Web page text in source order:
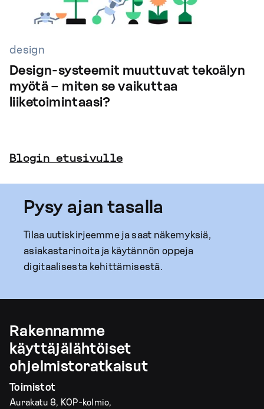
design
Design-systeemit muuttuvat tekoälyn
myötä – miten se vaikuttaa
liiketoimintaasi?
Blogin etusivulle
Pysy ajan tasalla
Tilaa uutiskirjeemme ja saat näkemyksiä,
asiakastarinoita ja käytännön oppeja
digitaalisesta kehittämisestä.
Toimistot
Aurakatu 8, KOP-kolmio,
Rakennamme
käyttäjälähtöiset
ohjelmistoratkaisut